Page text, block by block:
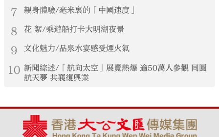
7 親身體驗/毫米裏的「中國速度」
8 花 絮/乘遊船打卡大明湖夜景
9 文化魅力/品泉水宴感受煙火氣
10 新聞綜述/「航向太空」展覽熱爆 逾50萬人參觀 同圓
航天夢 共襄復興業